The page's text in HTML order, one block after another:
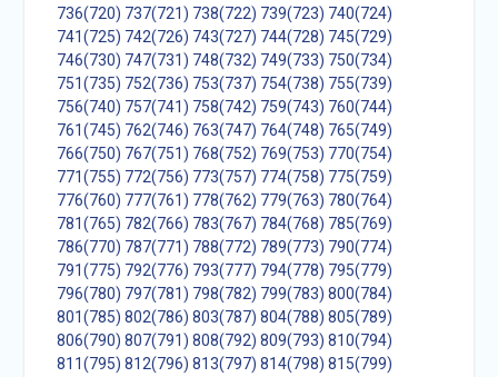
736(720) 737(721) 738(722) 739(723) 740(724)
741(725) 742(726) 743(727) 744(728) 745(729)
746(730) 747(731) 748(732) 749(733) 750(734)
751(735) 752(736) 753(737) 754(738) 755(739)
756(740) 757(741) 758(742) 759(743) 760(744)
761(745) 762(746) 763(747) 764(748) 765(749)
766(750) 767(751) 768(752) 769(753) 770(754)
771(755) 772(756) 773(757) 774(758) 775(759)
776(760) 777(761) 778(762) 779(763) 780(764)
781(765) 782(766) 783(767) 784(768) 785(769)
786(770) 787(771) 788(772) 789(773) 790(774)
791(775) 792(776) 793(777) 794(778) 795(779)
796(780) 797(781) 798(782) 799(783) 800(784)
801(785) 802(786) 803(787) 804(788) 805(789)
806(790) 807(791) 808(792) 809(793) 810(794)
811(795) 812(796) 813(797) 814(798) 815(799)